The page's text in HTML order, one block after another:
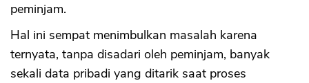
peminjam.
Hal ini sempat menimbulkan masalah karena
ternyata, tanpa disadari oleh peminjam, banyak
sekali data pribadi yang ditarik saat proses